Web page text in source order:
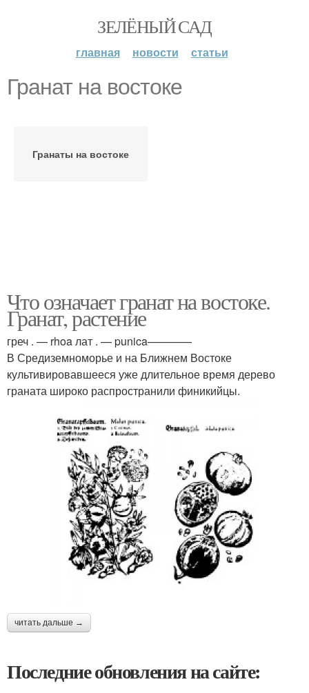
ЗЕЛЁНЫЙ САД
главная новости статьи
Гранат на востоке
Гранаты на востоке
Что означает гранат на востоке.
Гранат, растение
греч . — rhoa лат . — punica————
В Средиземноморье и на Ближнем Востоке
культивировавшееся уже длительное время дерево
граната широко распространили финикийцы.
читать дальше →
Последние обновления на сайте: